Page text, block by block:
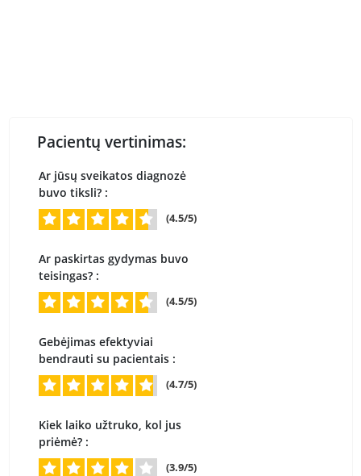
Pacientų vertinimas:
Ar jūsų sveikatos diagnozė
buvo tiksli? :
(4.5/5)
Ar paskirtas gydymas buvo
teisingas? :
(4.5/5)
Gebėjimas efektyviai
bendrauti su pacientais :
(4.7/5)
Kiek laiko užtruko, kol jus
priėmė? :
(3.9/5)